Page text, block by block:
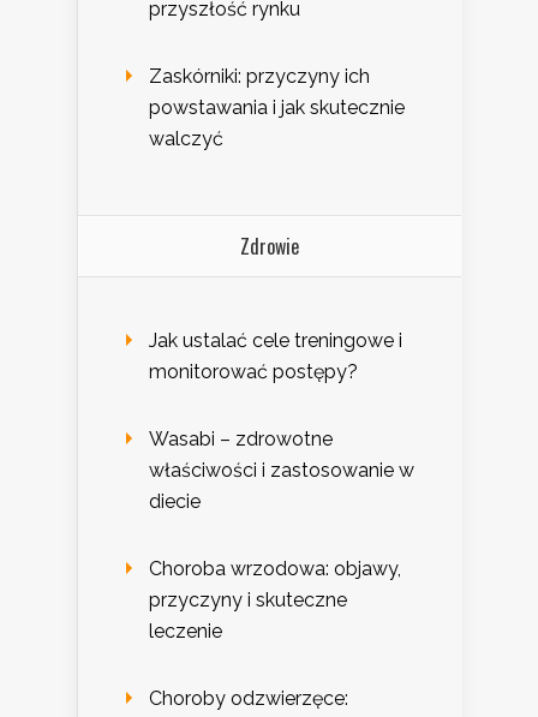
przyszłość rynku
Zaskórniki: przyczyny ich
powstawania i jak skutecznie
walczyć
Zdrowie
Jak ustalać cele treningowe i
monitorować postępy?
Wasabi – zdrowotne
właściwości i zastosowanie w
diecie
Choroba wrzodowa: objawy,
przyczyny i skuteczne
leczenie
Choroby odzwierzęce: